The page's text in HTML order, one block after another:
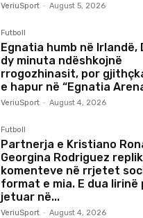
VeriuSport - August 5, 2026
Futboll
Egnatia humb në Irlandë,
dy minuta ndëshkojnë
rrogozhinasit, por
e hapur në “Egnatia
VeriuSport - August 4, 2026
Futboll
Partnerja e Kristiano
Georgina Rodriguez
komenteve në rrjetet
format e mia. E dua lirinë
jetuar në...
VeriuSport - August 4, 2026